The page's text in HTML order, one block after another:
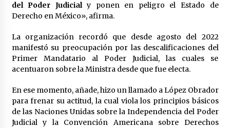
CNTE anuncia paso gratuito en peajes de CDMX
y acciones en 20 estados
Laura Itzel Castillo será la nueva secretaria de
las Mujeres, anuncia Sheinbaum
2 meses atrás
Sheinbaum descarta reunión entre CNTE y
Segob: «ya dimos nuestras propuestas»
2 meses atrás
del Poder Judicialy ponen en peligro el Estado de
Derecho en México», afirma.
La organización recordó que desde agosto del 2022
manifestó su preocupación por las descalificaciones del
Primer Mandatario al Poder Judicial, las cuales se
acentuaron sobre la Ministra desde que fue electa.
En ese momento, añade, hizo un llamado a López Obrador
para frenar su actitud, la cual viola los principios básicos
de las Naciones Unidas sobre la Independencia del Poder
Judicial y la Convención Americana sobre Derechos